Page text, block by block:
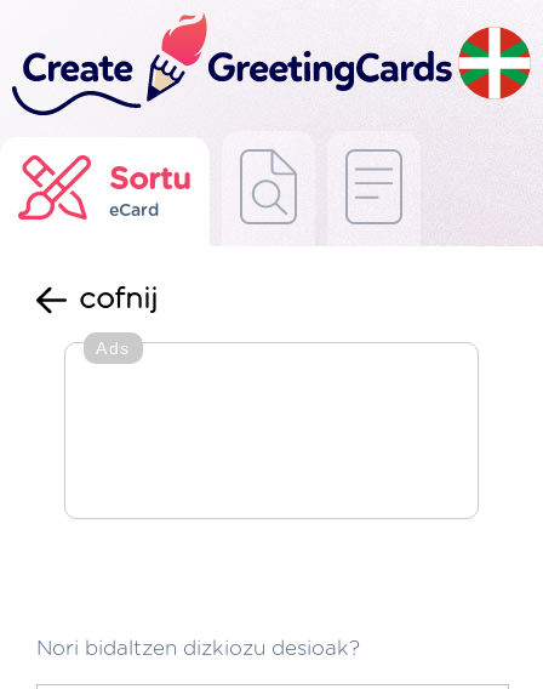
Sortu
eCard
cofnij
Ads
Nori bidaltzen dizkiozu desioak?